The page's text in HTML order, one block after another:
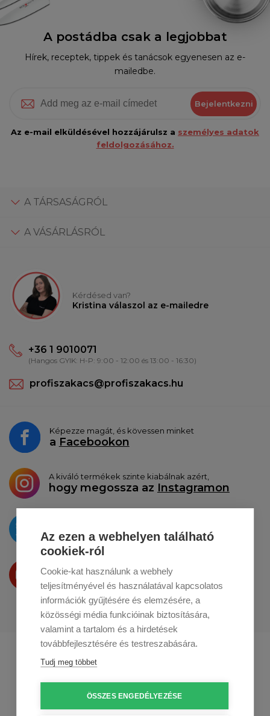
A postádba csak a legjobbat
Hírek, receptek, tippek és tanácsok egyenesen az e-
mailedbe.
Bejelentkezni
Az e-mail elküldésével hozzájárulsz a személyes adatok
feldolgozásához.
A TÁRSASÁGRÓL
A VÁSÁRLÁSRÓL
Kérdésed van?
Kristina válaszol az e-mailedre
+36 1 9010071
(Hangos GYIK: H-P: 9:00 - 12:00 és 13:00 - 16:30)
profiszakacs@profiszakacs.hu
Képezze magát, és kövessen minket
a Facebookon
A kiváló termékek szinte kiabálnak azért,
hogy megossza az Instagramon
a Twitterentesszük közzé
Termékeinket
a Youtube-on is bemutatjuk
Profikuchar.sk
Profikuchař.cz
Az ezen a webhelyen található
cookiek-ról
Cookie-kat használunk a webhely
teljesítményével és használatával kapcsolatos
információk gyűjtésére és elemzésére, a
közösségi média funkcióinak biztosítására,
valamint a tartalom és a hirdetések
továbbfejlesztésére és testreszabására.
Tudj meg többet
ÖSSZES ENGEDÉLYEZÉSE